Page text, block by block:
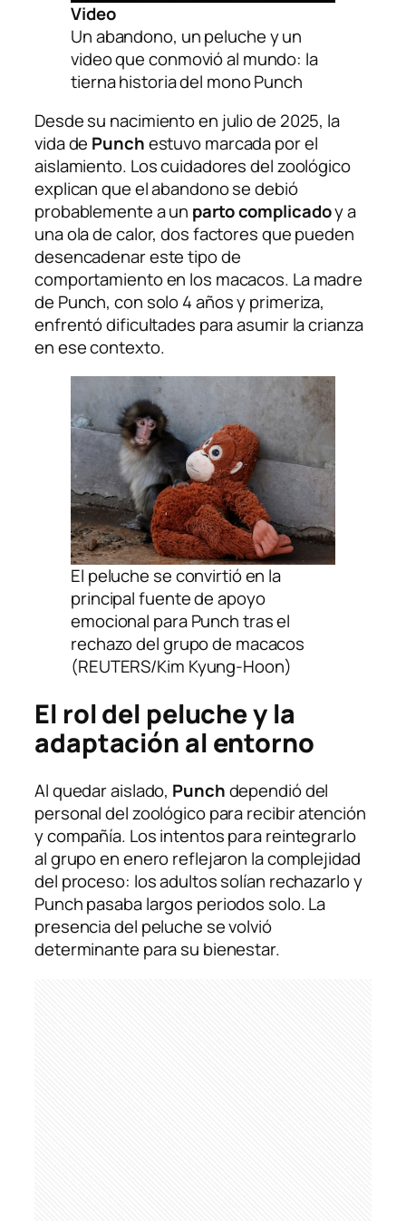
Video
Un abandono, un peluche y un
video que conmovió al mundo: la
tierna historia del mono Punch
Desde su nacimiento en julio de 2025, la
vida de Punchestuvo marcada por el
aislamiento. Los cuidadores del zoológico
explican que el abandono se debió
probablemente a un parto complicadoy a
una ola de calor, dos factores que pueden
desencadenar este tipo de
comportamiento en los macacos. La madre
de Punch, con solo 4 años y primeriza,
enfrentó dificultades para asumir la crianza
en ese contexto.
El peluche se convirtió en la
principal fuente de apoyo
emocional para Punch tras el
rechazo del grupo de macacos
(REUTERS/Kim Kyung-Hoon)
El rol del peluche y la
adaptación al entorno
Al quedar aislado, Punchdependió del
personal del zoológico para recibir atención
y compañía. Los intentos para reintegrarlo
al grupo en enero reflejaron la complejidad
del proceso: los adultos solían rechazarlo y
Punch pasaba largos periodos solo. La
presencia del peluche se volvió
determinante para su bienestar.